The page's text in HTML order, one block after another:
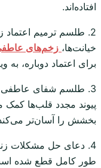
افتاده‌اند.
2. طلسم ترمیم اعتماد
خیانت‌ها، زخم‌های
برای اعتماد دوباره،
3. طلسم شفای عاطفی
پیوند مجدد قلب‌ها
بخشش را آسان‌تر
4. دعای حل مشکلات
طور کامل قطع شده